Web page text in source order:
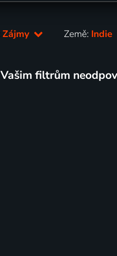
Zájmy Země: Indie
Vašim filtrům